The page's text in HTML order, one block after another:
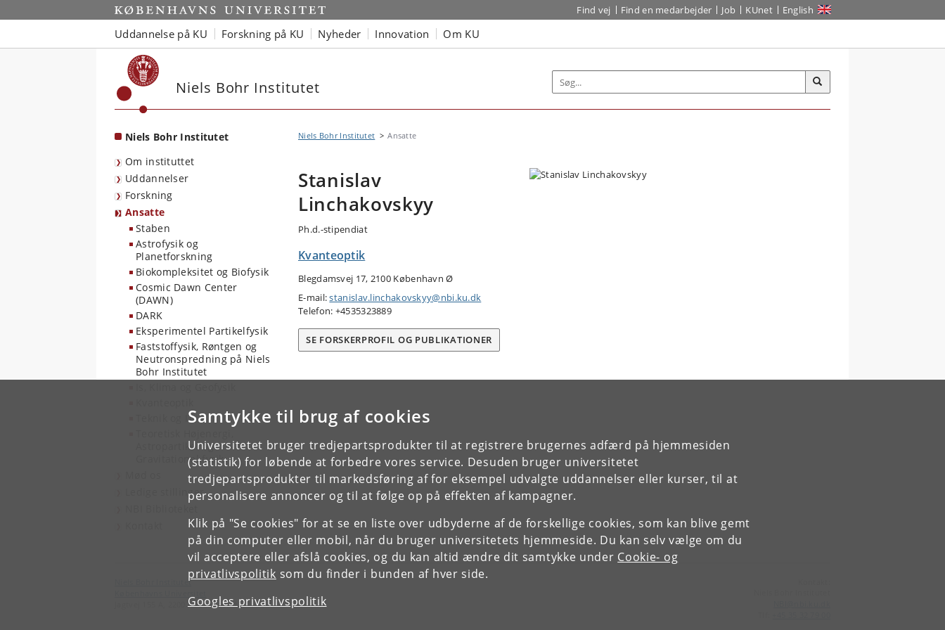
Samtykke til brug af cookies
Universitetet bruger tredjepartsprodukter til at registrere brugernes adfærd på hjemmesiden
(statistik) for løbende at forbedre vores service. Desuden bruger universitetet
tredjepartsprodukter til markedsføring af for eksempel udvalgte uddannelser eller kurser, til at
personalisere annoncer og til at følge op på effekten af kampagner.
Klik på "Se cookies" for at se en liste over udbyderne af de forskellige cookies, som kan blive gemt
på din computer eller mobil, når du bruger universitetets hjemmeside. Du kan selv vælge om du
vil acceptere eller afslå cookies, og du kan altid ændre dit samtykke under Cookie- og
privatlivspolitik som du finder i bunden af hver side.
Googles privatlivspolitik
Start Find vej Find en medarbejder Job KUnet English
Uddannelse på KU Forskning på KU Nyheder Innovation Om KU
Niels Bohr Institutet
Niels Bohr Institutet
Om instituttet
Uddannelser
Forskning
Ansatte
Staben
Astrofysik og
Planetforskning
Biokompleksitet og Biofysik
Cosmic Dawn Center
(DAWN)
DARK
Eksperimentel Partikelfysik
Faststoffysik, Røntgen og
Neutronspredning på Niels
Bohr Institutet
Teknik og IT
Astropartikel og
Gravitationel fysik
Ledige stillinger
Niels Bohr Institutet Ansatte
Stanislav
Linchakovskyy
Ph.d.-stipendiat
Kvanteoptik
Blegdamsvej 17, 2100 København Ø
E-mail:stanislav.linchakovskyy@nbi.ku.dk
Telefon: +4535323889
SE FORSKERPROFIL OG PUBLIKATIONER
Niels Bohr Institutet
Jagtvej 155 A, 2200 København N.